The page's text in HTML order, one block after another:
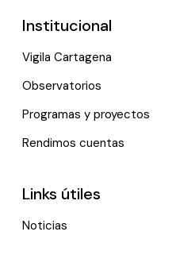
Institucional
Vigila Cartagena
Observatorios
Programas y proyectos
Rendimos cuentas
Links útiles
Noticias